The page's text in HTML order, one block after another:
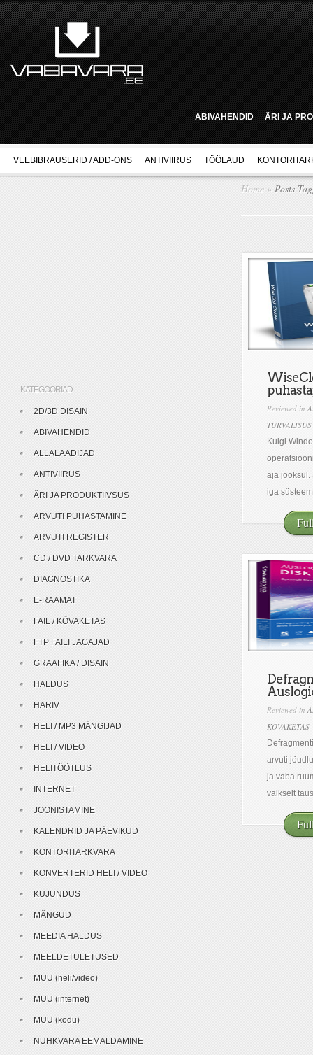
ABIVAHENDID ÄRI JA
VEEBIBRAUSERID / ADD-ONS ANTIVIIRUS TÖÖLAUD
Home » Posts
Reviewed in
TURVALISUS
Kuigi
aja jooksul.
iga
Reviewed in
KÕVAKETAS
arvuti
ja vaba
vaikselt
KATEGOORIAD
2D/3D DISAIN
ABIVAHENDID
ALLALAADIJAD
ANTIVIIRUS
ÄRI JA PRODUKTIIVSUS
ARVUTI PUHASTAMINE
ARVUTI REGISTER
CD / DVD TARKVARA
DIAGNOSTIKA
E-RAAMAT
FAIL / KÕVAKETAS
FTP FAILI JAGAJAD
GRAAFIKA / DISAIN
HALDUS
HARIV
HELI / MP3 MÄNGIJAD
HELI / VIDEO
HELITÖÖTLUS
INTERNET
JOONISTAMINE
KALENDRID JA PÄEVIKUD
KONTORITARKVARA
KONVERTERID HELI / VIDEO
KUJUNDUS
MÄNGUD
MEEDIA HALDUS
MEELDETULETUSED
MUU (heli/video)
MUU (internet)
MUU (kodu)
NUHKVARA EEMALDAMINE